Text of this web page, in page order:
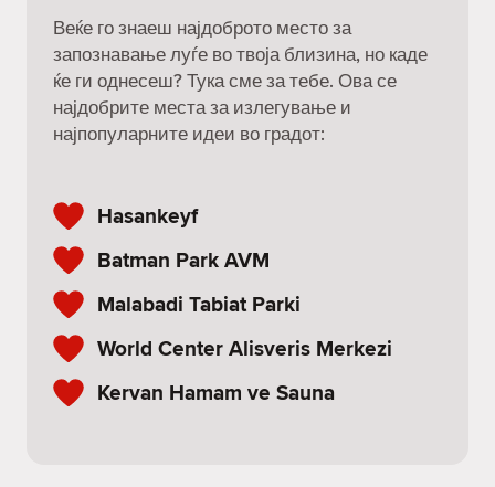
Веќе го знаеш најдоброто место за
запознавање луѓе во твоја близина, но каде
ќе ги однесеш? Тука сме за тебе. Ова се
најдобрите места за излегување и
најпопуларните идеи во градот:
Hasankeyf
Batman Park AVM
Malabadi Tabiat Parki
World Center Alisveris Merkezi
Kervan Hamam ve Sauna